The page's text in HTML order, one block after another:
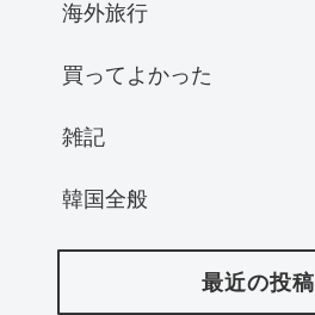
海外旅行
買ってよかった
雑記
韓国全般
最近の投稿